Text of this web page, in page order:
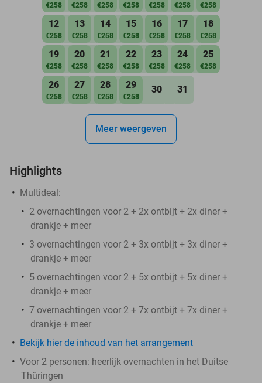
€258 €258 €258 €258 €258 €258 €258
12
€258
13
€258
14
€258
15
€258
16
€258
17
€258
18
€258
19
€258
20
€258
21
€258
22
€258
23
€258
24
€258
25
€258
26
€258
27
€258
28
€258
29
€258
30 31
Meer weergeven
Highlights
Multideal:
2 overnachtingen voor 2 + 2x ontbijt + 2x diner +
drankje + meer
3 overnachtingen voor 2 + 3x ontbijt + 3x diner +
drankje + meer
5 overnachtingen voor 2 + 5x ontbijt + 5x diner +
drankje + meer
7 overnachtingen voor 2 + 7x ontbijt + 7x diner +
drankje + meer
Bekijk hier de inhoud van het arrangement
Voor 2 personen: heerlijk overnachten in het Duitse
Thüringen